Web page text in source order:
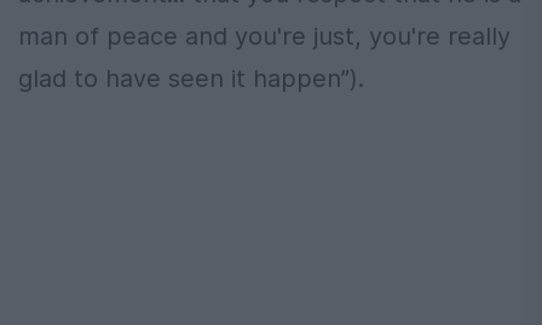
man of peace and you're just, you're really
glad to have seen it happen”).